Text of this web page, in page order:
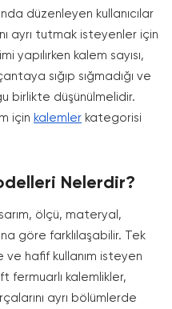
düzenleyen kullanıcılar
ayrı tutmak isteyenler için
yapılırken kalem sayısı,
sığıp sığmadığı ve
birlikte düşünülmelidir.
için kalemler kategorisi
Nelerdir?
ölçü, materyal,
göre farklılaşabilir. Tek
ve hafif kullanım isteyen
fermuarlı kalemlikler,
ayrı bölümlerde